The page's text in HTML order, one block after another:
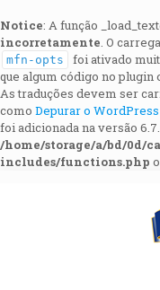
Notice: A função
incorretamente. O
mfn-opts
foi ativado
que algum código no plugin
As traduções devem ser
como Depurar o WordPress
foi adicionada na versão
/home/storage/a/bd/0d/
includes/functions.php